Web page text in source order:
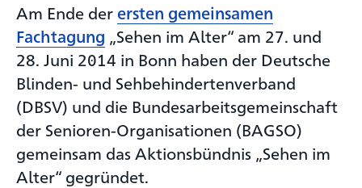
Am Ende derersten gemeinsamen
Fachtagung „Sehen im Alter“ am 27. und
28. Juni 2014 in Bonn haben der Deutsche
Blinden- und Seh­behinderten­verband
(DBSV) und die Bundes­arbeits­gemeinschaft
der Senioren-Organisationen (BAGSO)
gemeinsam das Aktionsbündnis „Sehen im
Alter“ gegründet.